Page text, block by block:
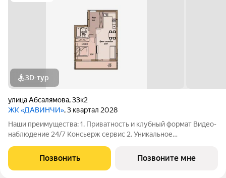
3D-тур
улица Абсалямова,33к2
ЖК «ДАВИНЧИ», 3 квартал 2028
Наши преимущества: 1. Приватность и клубный формат Видео-
наблюдение 24/7 Консьерж сервис 2. Уникальное
этаже Библиотека Спортивная зона Детский уголок 3.
Комфортный паркинг Закрытый паркинг на 1
Позвонить Позвоните мне